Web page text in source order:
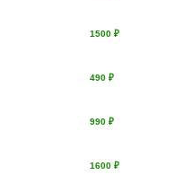
1500 ₽
490 ₽
990 ₽
1600 ₽
услуг